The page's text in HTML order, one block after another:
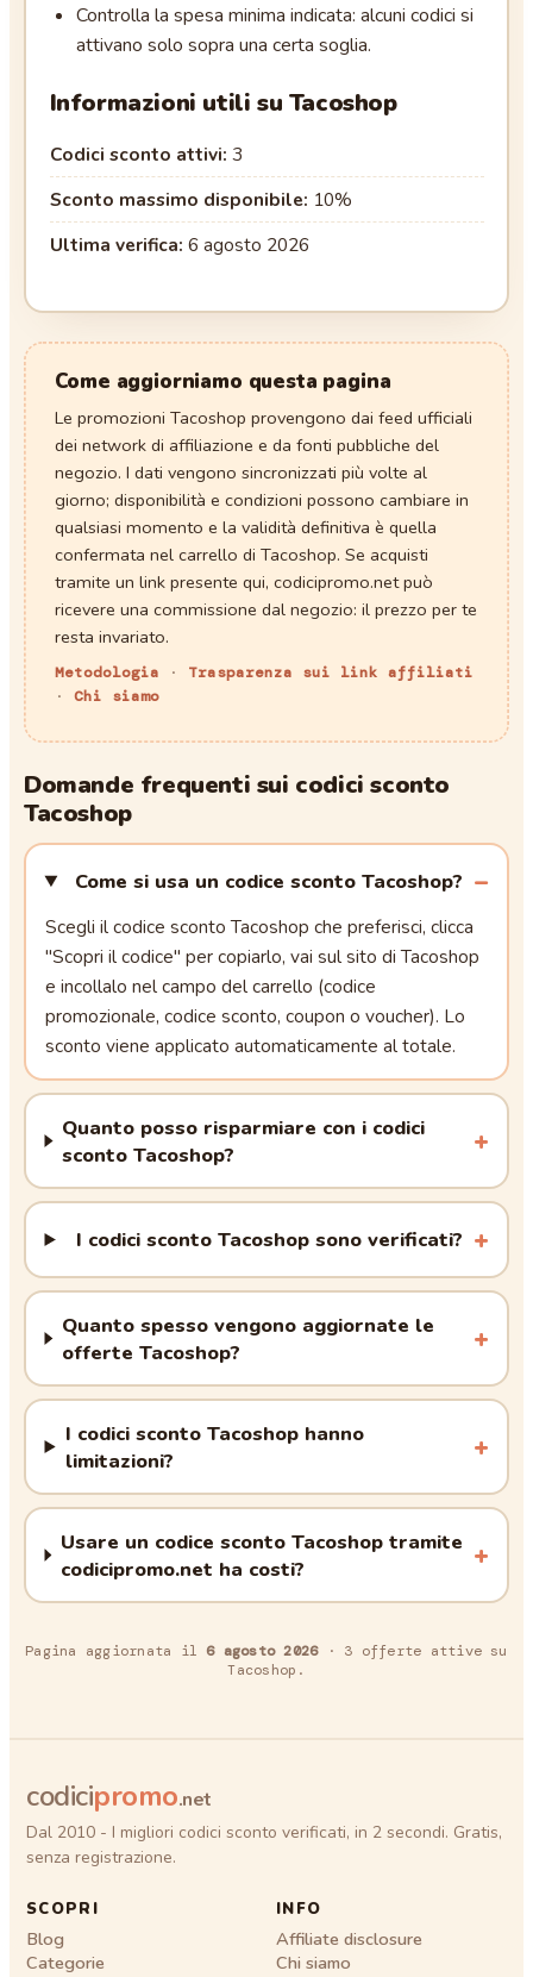
Controlla la spesa minima indicata: alcuni codici si
attivano solo sopra una certa soglia.
Informazioni utili su Tacoshop
Codici sconto attivi: 3
Sconto massimo disponibile: 10%
Ultima verifica: 6 agosto 2026
Come aggiorniamo questa pagina
Le promozioni Tacoshop provengono dai feed ufficiali
dei network di affiliazione e da fonti pubbliche del
negozio. I dati vengono sincronizzati più volte al
giorno; disponibilità e condizioni possono cambiare in
qualsiasi momento e la validità definitiva è quella
confermata nel carrello di Tacoshop. Se acquisti
tramite un link presente qui, codicipromo.net può
ricevere una commissione dal negozio: il prezzo per te
resta invariato.
Metodologia · Trasparenza sui link affiliati
· Chi siamo
Domande frequenti sui codici sconto
Tacoshop
Come si usa un codice sconto Tacoshop?
Scegli il codice sconto Tacoshop che preferisci, clicca
"Scopri il codice" per copiarlo, vai sul sito di Tacoshop
e incollalo nel campo del carrello (codice
promozionale, codice sconto, coupon o voucher). Lo
sconto viene applicato automaticamente al totale.
Quanto posso risparmiare con i codici
sconto Tacoshop?
I codici sconto Tacoshop sono verificati?
Quanto spesso vengono aggiornate le
offerte Tacoshop?
I codici sconto Tacoshop hanno
limitazioni?
Usare un codice sconto Tacoshop tramite
codicipromo.net ha costi?
Pagina aggiornata il6 agosto 2026· 3 offerte attive su
Tacoshop .
codicipromo.net
Dal 2010 - I migliori codici sconto verificati, in 2 secondi. Gratis,
senza registrazione.
SCOPRI
Blog
Categorie
INFO
Affiliate disclosure
Chi siamo